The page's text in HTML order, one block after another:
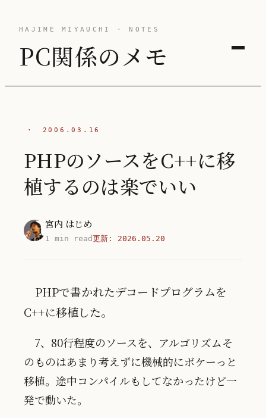
HAJIME MIYAUCHI · NOTES
PC関係のメモ
· 2006.03.16
PHPのソースをC++に移
植するのは楽でいい
宮内 はじめ
1 min read更新: 2026.05.20
PHPで書かれたデコードプログラムを
C++に移植した。
7、80行程度のソースを、アルゴリズムそ
のものはあまり考えずに機械的にボケーっと
移植。途中コンパイルもしてなかったけど一
発で動いた。